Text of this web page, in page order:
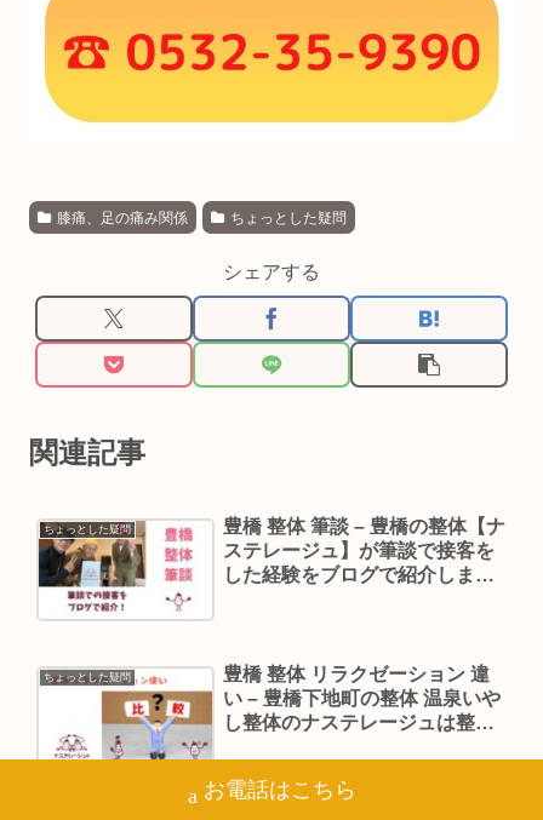
膝痛、足の痛み関係 ちょっとした疑問
シェアする
関連記事
ちょっとした疑問
豊橋 整体 筆談 – 豊橋の整体【ナ
ステレージュ】が筆談で接客を
した経験をブログで紹介しま
ちょっとした疑問
豊橋 整体 リラクゼーション 違
い – 豊橋下地町の整体 温泉いや
し整体のナステレージュは整体
説
お電話はこちら